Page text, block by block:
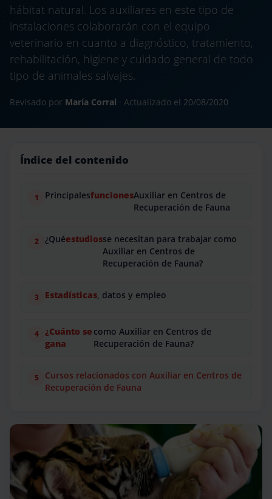
hábitat natural. Los auxiliares en este tipo de
instalaciones colaborarán con el equipo
veterinario en cuanto a diagnóstico, tratamiento,
rehabilitación, higiene y cuidado general de todo
tipo de animales salvajes.
Revisado por María Corral · Actualizado el 20/08/2020
Índice del contenido
PrincipalesfuncionesAuxiliar en Centros de
Recuperación de Fauna
¿Quéestudiosse necesitan para trabajar como
Auxiliar en Centros de
Recuperación de Fauna?
Estadísticas, datos y empleo
¿Cuánto se
gana
como Auxiliar en Centros de
Recuperación de Fauna?
Cursos relacionados con Auxiliar en Centros de
Recuperación de Fauna